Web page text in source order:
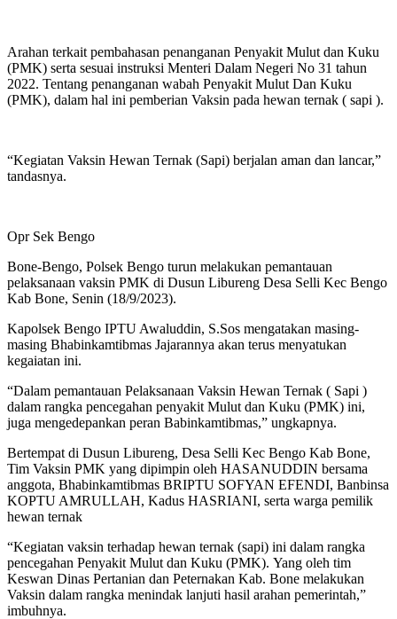
Arahan terkait pembahasan penanganan Penyakit Mulut dan Kuku
(PMK) serta sesuai instruksi Menteri Dalam Negeri No 31 tahun
2022. Tentang penanganan wabah Penyakit Mulut Dan Kuku
(PMK), dalam hal ini pemberian Vaksin pada hewan ternak ( sapi ).
“Kegiatan Vaksin Hewan Ternak (Sapi) berjalan aman dan lancar,”
tandasnya.
Opr Sek Bengo
Bone-Bengo, Polsek Bengo turun melakukan pemantauan
pelaksanaan vaksin PMK di Dusun Libureng Desa Selli Kec Bengo
Kab Bone, Senin (18/9/2023).
Kapolsek Bengo IPTU Awaluddin, S.Sos mengatakan masing-
masing Bhabinkamtibmas Jajarannya akan terus menyatukan
kegaiatan ini.
“Dalam pemantauan Pelaksanaan Vaksin Hewan Ternak ( Sapi )
dalam rangka pencegahan penyakit Mulut dan Kuku (PMK) ini,
juga mengedepankan peran Babinkamtibmas,” ungkapnya.
Bertempat di Dusun Libureng, Desa Selli Kec Bengo Kab Bone,
Tim Vaksin PMK yang dipimpin oleh HASANUDDIN bersama
anggota, Bhabinkamtibmas BRIPTU SOFYAN EFENDI, Banbinsa
KOPTU AMRULLAH, Kadus HASRIANI, serta warga pemilik
hewan ternak
“Kegiatan vaksin terhadap hewan ternak (sapi) ini dalam rangka
pencegahan Penyakit Mulut dan Kuku (PMK). Yang oleh tim
Keswan Dinas Pertanian dan Peternakan Kab. Bone melakukan
Vaksin dalam rangka menindak lanjuti hasil arahan pemerintah,”
imbuhnya.